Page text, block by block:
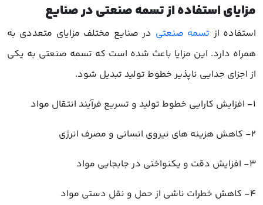
مزایای استفاده از تسمه صنعتی در صنایع
استفاده از تسمه صنعتی در صنایع مختلف مزایای متعددی به
همراه دارد. این مزایا باعث شده است که تسمه صنعتی به یکی
از اجزای جدایی ناپذیر خطوط تولید تبدیل شود.
1- افزایش کارایی خطوط تولید و تسریع فرآیند انتقال مواد
2- کاهش هزینه های نیروی انسانی و مصرف انرژی
3- افزایش دقت و یکنواختی در جابجایی مواد
4- کاهش خطرات ناشی از حمل و نقل دستی مواد